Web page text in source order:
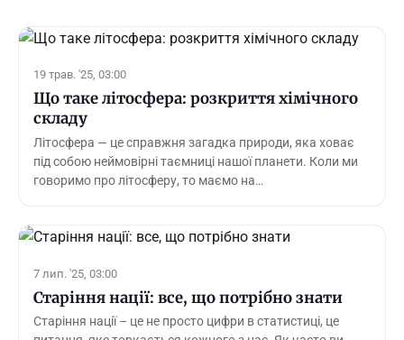
19 трав. '25, 03:00
Що таке літосфера: розкриття хімічного
складу
Літосфера — це справжня загадка природи, яка ховає
під собою неймовірні таємниці нашої планети. Коли ми
говоримо про літосферу, то маємо на…
7 лип. '25, 03:00
Старіння нації: все, що потрібно знати
Старіння нації – це не просто цифри в статистиці, це